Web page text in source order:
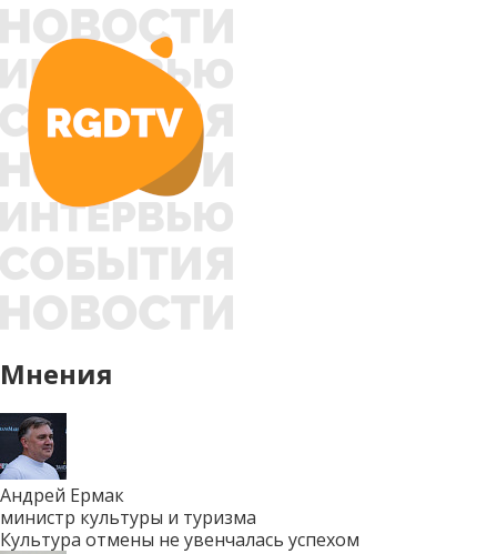
Мнения
Андрей Ермак
министр культуры и туризма
Культура отмены не увенчалась успехом